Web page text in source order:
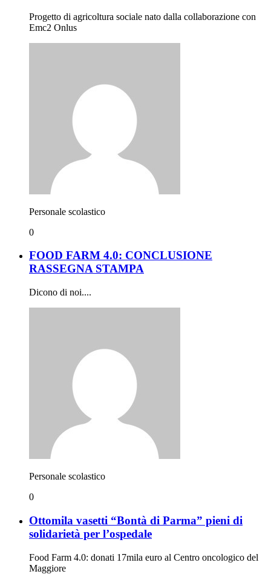
Progetto di agricoltura sociale nato dalla collaborazione con
Emc2 Onlus
Personale scolastico
0
FOOD FARM 4.0: CONCLUSIONE
RASSEGNA STAMPA
Dicono di noi....
Personale scolastico
0
Ottomila vasetti “Bontà di Parma” pieni di
solidarietà per l’ospedale
Food Farm 4.0: donati 17mila euro al Centro oncologico del
Maggiore